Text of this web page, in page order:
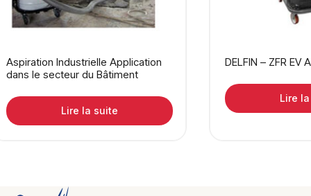
Aspiration Industrielle Application
dans le secteur du Bâtiment
Lire la suite
DELFIN – ZFR EV
Lire